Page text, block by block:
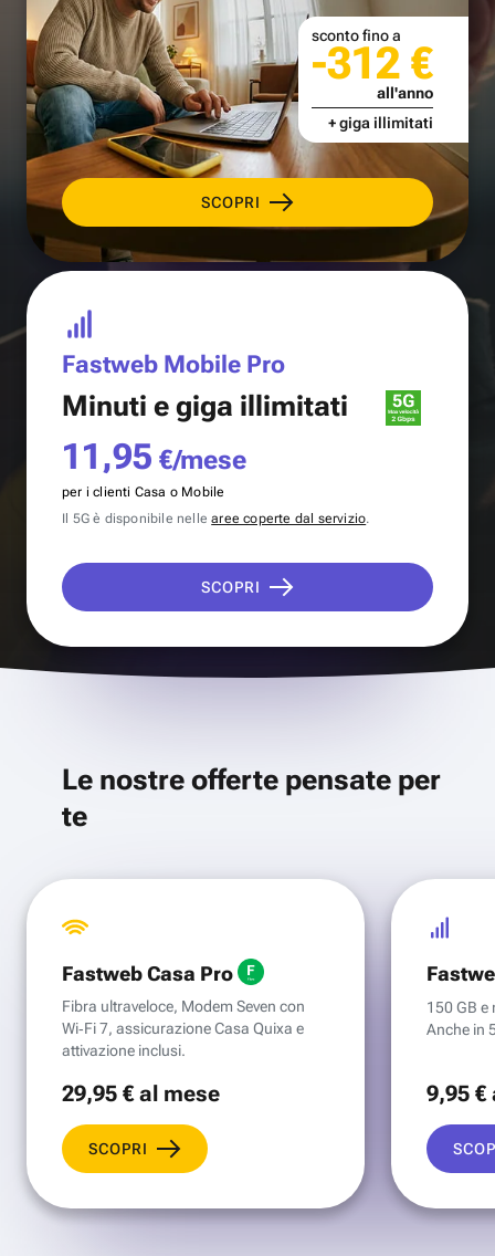
SCOPRI
sconto fino a
-312 €
all'anno
+ giga illimitati
Fastweb Mobile Pro
Minuti e giga illimitati
11,95 €/mese
per i clienti Casa o Mobile
Il 5G è disponibile nellearee coperte dal servizio.
SCOPRI
Le nostre offerte pensate per
te
Fastweb Casa Pro
Fibra ultraveloce, Modem Seven con
Wi‑Fi 7, assicurazione Casa Quixa e
attivazione inclusi.
29,95 €al mese
SCOPRI
150 GB e
Anche in
9,95 €